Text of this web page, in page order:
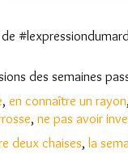
des semaines
, en connaître un rayon,
, ne pas avoir
deux chaises, la